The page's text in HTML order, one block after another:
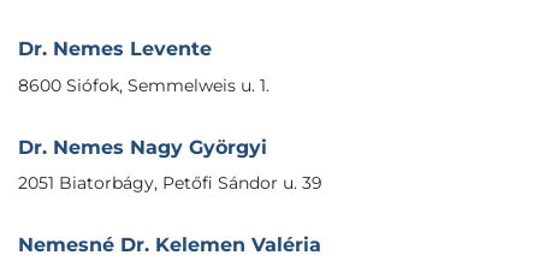
Dr. Nemes Levente
8600 Siófok, Semmelweis u. 1.
Dr. Nemes Nagy Györgyi
2051 Biatorbágy, Petőfi Sándor u. 39
Nemesné Dr. Kelemen Valéria